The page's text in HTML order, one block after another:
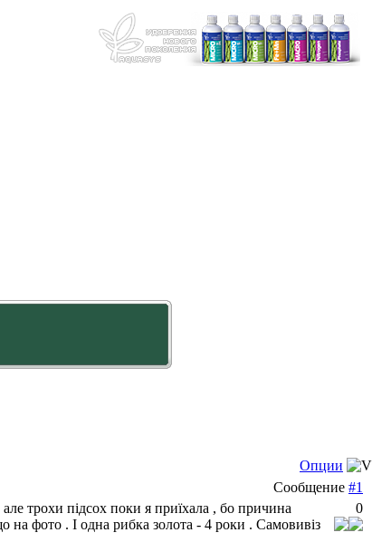
Опции
Сообщение #1
трохи підсох поки я приїхала , бо причина
на фото . І одна рибка золота - 4 роки . Самовивіз
0